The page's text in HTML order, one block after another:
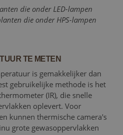
die onder LED-lampen
die onder HPS-lampen
TE METEN
is gemakkelijker dan
gebruikelijke methode is het
(IR), die snelle
oplevert. Voor
kunnen thermische camera's
grote gewasoppervlakken